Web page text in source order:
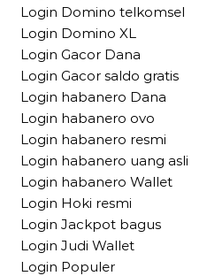
Login Domino telkomsel
Login Domino XL
Login Gacor Dana
Login Gacor saldo gratis
Login habanero Dana
Login habanero ovo
Login habanero resmi
Login habanero uang asli
Login habanero Wallet
Login Hoki resmi
Login Jackpot bagus
Login Judi Wallet
Login Populer